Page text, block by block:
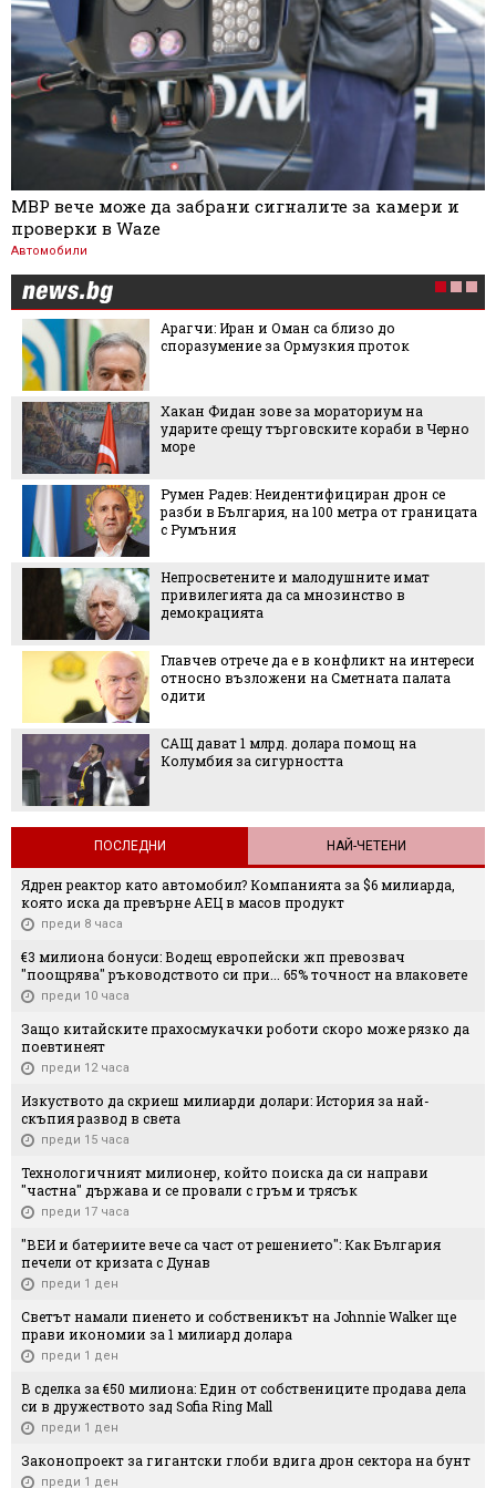
МВР вече може да забрани сигналите за камери и
проверки в Waze
Автомобили
Арагчи: Иран и Оман са близо до
споразумение за Ормузкия проток
Хакан Фидан зове за мораториум на
ударите срещу търговските кораби в Черно
море
Румен Радев: Неидентифициран дрон се
разби в България, на 100 метра от границата
с Румъния
Непросветените и малодушните имат
привилегията да са мнозинство в
демокрацията
Главчев отрече да е в конфликт на интереси
относно възложени на Сметната палата
одити
САЩ дават 1 млрд. долара помощ на
Колумбия за сигурността
ПОСЛЕДНИ НАЙ-ЧЕТЕНИ
Ядрен реактор като автомобил? Компанията за $6 милиарда,
която иска да превърне АЕЦ в масов продукт
преди 8 часа
€3 милиона бонуси: Водещ европейски жп превозвач
"поощрява" ръководството си при... 65% точност на влаковете
преди 10 часа
Защо китайските прахосмукачки роботи скоро може рязко да
поевтинеят
преди 12 часа
Изкуството да скриеш милиарди долари: История за най-
скъпия развод в света
преди 15 часа
Технологичният милионер, който поиска да си направи
"частна" държава и се провали с гръм и трясък
преди 17 часа
"ВЕИ и батериите вече са част от решението": Как България
печели от кризата с Дунав
преди 1 ден
Светът намали пиенето и собственикът на Johnnie Walker ще
прави икономии за 1 милиард долара
преди 1 ден
В сделка за €50 милиона: Един от собствениците продава дела
си в дружеството зад Sofia Ring Mall
преди 1 ден
Законопроект за гигантски глоби вдига дрон сектора на бунт
преди 1 ден